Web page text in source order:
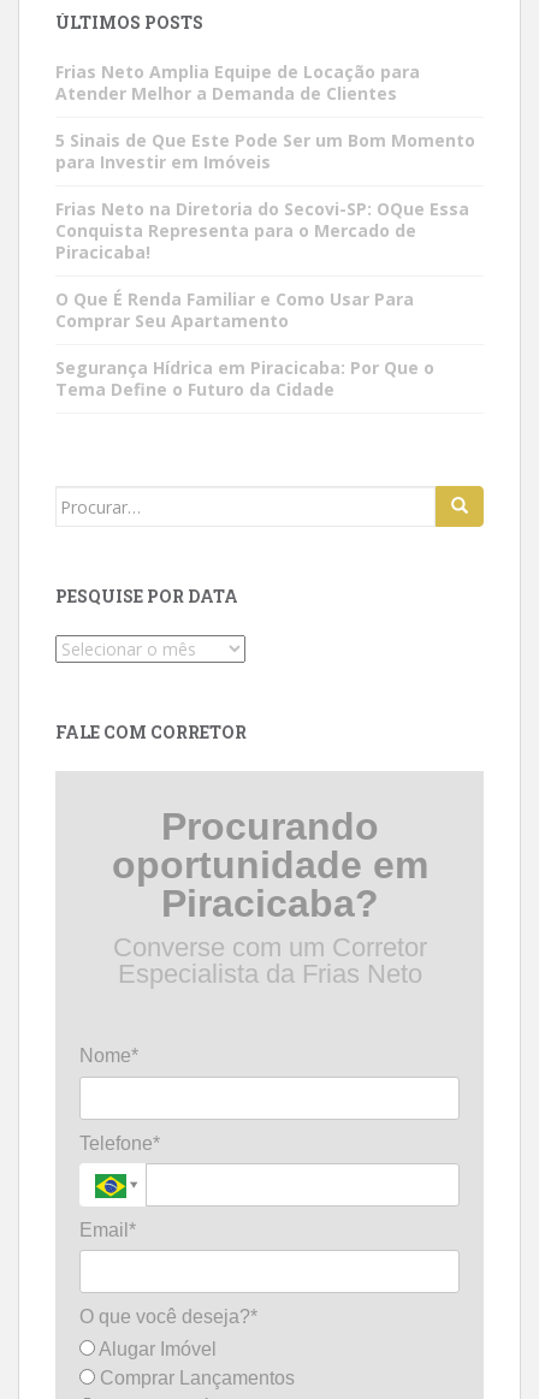
ÚLTIMOS POSTS
Frias Neto Amplia Equipe de Locação para
Atender Melhor a Demanda de Clientes
5 Sinais de Que Este Pode Ser um Bom Momento
para Investir em Imóveis
Frias Neto na Diretoria do Secovi-SP: OQue Essa
Conquista Representa para o Mercado de
Piracicaba!
O Que É Renda Familiar e Como Usar Para
Comprar Seu Apartamento
Segurança Hídrica em Piracicaba: Por Que o
Tema Define o Futuro da Cidade
Search
PESQUISE POR DATA
Pesquise
FALE COM CORRETOR
Procurando
oportunidade em
Piracicaba?
Converse com um Corretor
Especialista da Frias Neto
Nome*
Telefone*
Email*
O que você deseja?*
Alugar Imóvel
Comprar Lançamentos